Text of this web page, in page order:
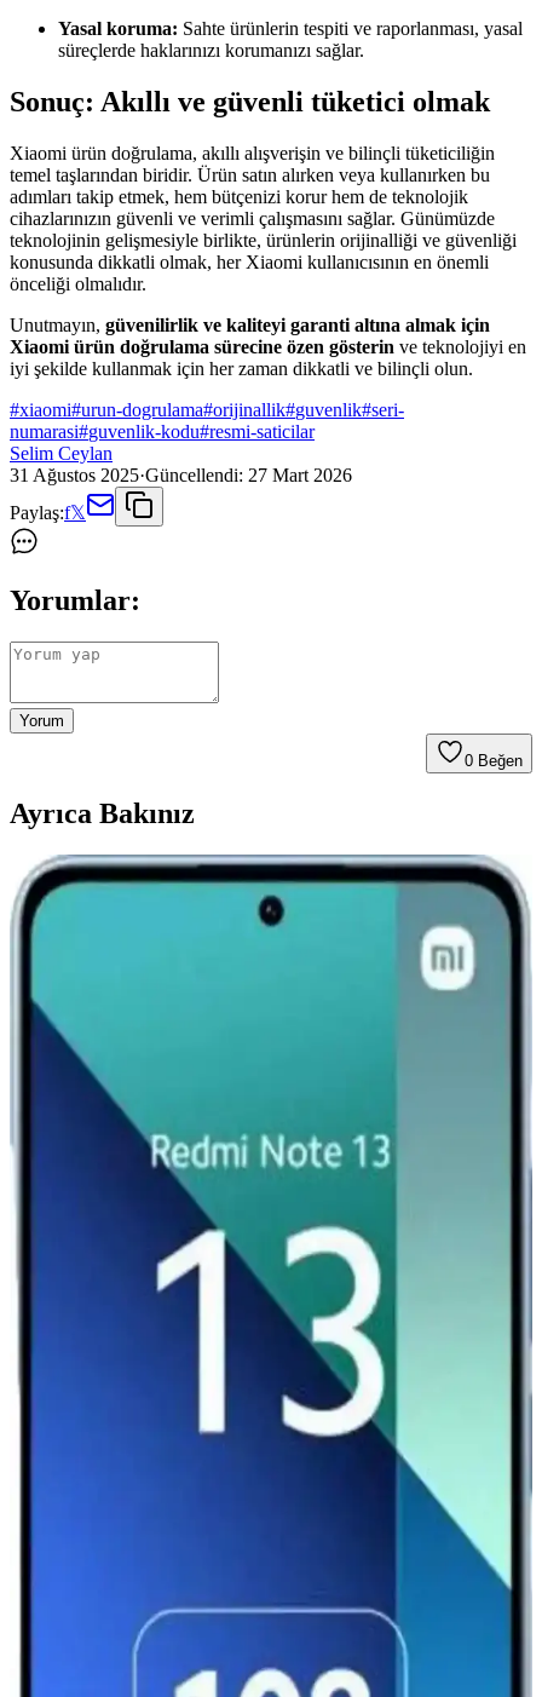
Yasal koruma: Sahte ürünlerin tespiti ve raporlanması, yasal
süreçlerde haklarınızı korumanızı sağlar.
Sonuç: Akıllı ve güvenli tüketici olmak
Xiaomi ürün doğrulama, akıllı alışverişin ve bilinçli tüketiciliğin
temel taşlarından biridir. Ürün satın alırken veya kullanırken bu
adımları takip etmek, hem bütçenizi korur hem de teknolojik
cihazlarınızın güvenli ve verimli çalışmasını sağlar. Günümüzde
teknolojinin gelişmesiyle birlikte, ürünlerin orijinalliği ve güvenliği
konusunda dikkatli olmak, her Xiaomi kullanıcısının en önemli
önceliği olmalıdır.
Unutmayın, güvenilirlik ve kaliteyi garanti altına almak için
Xiaomi ürün doğrulama sürecine özen gösterin ve teknolojiyi en
iyi şekilde kullanmak için her zaman dikkatli ve bilinçli olun.
#xiaomi#urun-dogrulama#orijinallik#guvenlik#seri-
numarasi#guvenlik-kodu#resmi-saticilar
Selim Ceylan
31 Ağustos 2025·Güncellendi: 27 Mart 2026
Paylaş:f𝕏
Yorumlar:
Yorum
0 Beğen
Ayrıca Bakınız
Xiaomi Mi 11 Ultra için Şık ve Koruyucu Altın
Kenarlı Silikon Kılıf
Parlak altın detaylar ve dayanıklı silikon malzeme ile Xiaomi Mi 11
Ultra'nızı şık ve güvenle koruyan kılıf, çeşitli renk seçenekleriyle
tarzınıza uygun alternatifler sunar.
Redmi Note 11 Pro ve Redmi Note 12 Pro
Karşılaştırması: Özellikler ve Farklar
Redmi Note 11 Pro ve Redmi Note 12 Pro modellerinin tasarım,
performans, kamera ve batarya özelliklerini karşılaştırıyoruz. Hangi
modelin ihtiyaçlarınıza uygun olduğunu belirlemenize yardımcı olur.
Xiaomi Redmi Serisi Akıllı Telefonlar Güncel
Özellikler ve Kullanım Alanları
Xiaomi Redmi serisi, uygun fiyatlı ve yüksek performanslı akıllı
telefonlar olup, özellikle gençler ve bütçe dostu kullanıcılar için ideal
seçenekler sunar. Güncel teknolojik özellikleri ve kullanım
Redmi 13 ve Xiaomi 13 Karşılaştırması: Hangi
Model Sizin İçin Daha Uygun
Redmi 13 uygun fiyatlı ve temel ihtiyaçlara yönelikken, Xiaomi 13
gelişmiş özellikler ve yüksek performans sunar. Hangi model sizin
Redmi Note 11 ve Note 9 Pro Karşılaştırması: Hangi
Redmi Note 11 ve Note 9 Pro modellerinin tasarım, performans,
batarya ve kamera özellikleri detaylı karşılaştırmasıyla hangi
telefonun ihtiyaçlarınıza daha uygun olduğunu öğrenin.